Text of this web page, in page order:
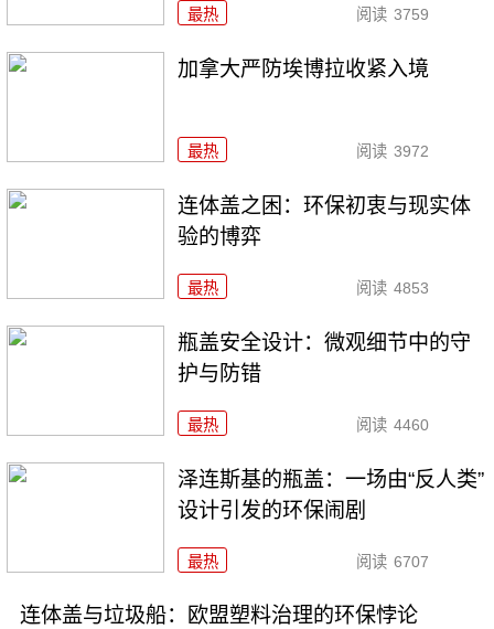
最热 阅读 3759
加拿大严防埃博拉收紧入境
最热 阅读 3972
连体盖之困：环保初衷与现实体
验的博弈
最热 阅读 4853
瓶盖安全设计：微观细节中的守
护与防错
最热 阅读 4460
泽连斯基的瓶盖：一场由“反人类”
设计引发的环保闹剧
最热 阅读 6707
连体盖与垃圾船：欧盟塑料治理的环保悖论